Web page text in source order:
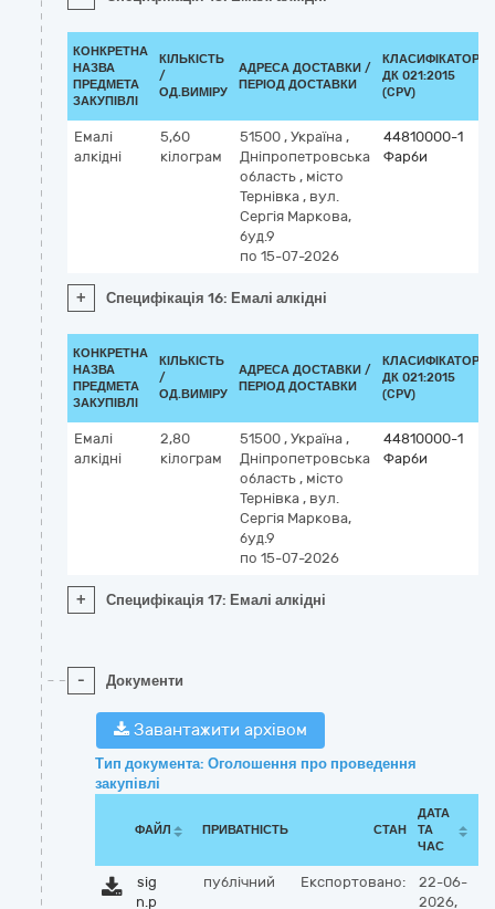
КОНКРЕТНА
НАЗВА
ПРЕДМЕТА
ЗАКУПІВЛІ
КІЛЬКІСТЬ
/
ОД.ВИМІРУ
АДРЕСА ДОСТАВКИ /
ПЕРІОД ДОСТАВКИ
КЛАСИФІКАТОР
ДК 021:2015
(CPV)
Емалі
алкідні
5,60
кілограм
51500 , Україна ,
Дніпропетровська
область , місто
Тернівка , вул.
Сергія Маркова,
буд.9
по 15-07-2026
44810000-1
Фарби
+ Специфікація 16: Емалі алкідні
КОНКРЕТНА
НАЗВА
ПРЕДМЕТА
ЗАКУПІВЛІ
КІЛЬКІСТЬ
/
ОД.ВИМІРУ
АДРЕСА ДОСТАВКИ /
ПЕРІОД ДОСТАВКИ
КЛАСИФІКАТОР
ДК 021:2015
(CPV)
Емалі
алкідні
2,80
кілограм
51500 , Україна ,
Дніпропетровська
область , місто
Тернівка , вул.
Сергія Маркова,
буд.9
по 15-07-2026
44810000-1
Фарби
+ Специфікація 17: Емалі алкідні
- Документи
Завантажити архівом
Тип документа: Оголошення про проведення
закупівлі
ФАЙЛ ПРИВАТНІСТЬ СТАН
ДАТА
ТА
ЧАС
sig
n.p
публічний Експортовано:
22-06-
2026,